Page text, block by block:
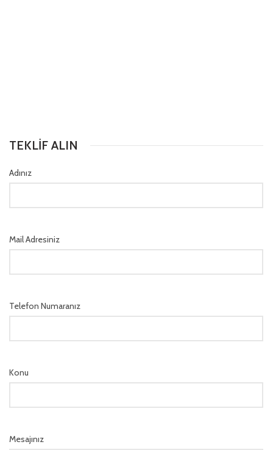
TEKLİF ALIN
Adınız
Mail Adresiniz
Telefon Numaranız
Konu
Mesajınız